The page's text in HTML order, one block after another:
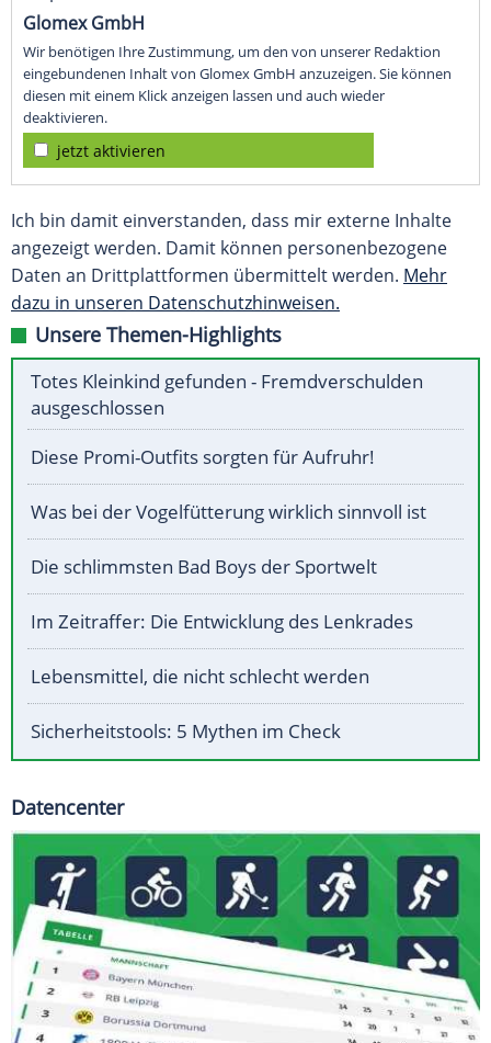
Glomex GmbH
Wir benötigen Ihre Zustimmung, um den von unserer Redaktion
eingebundenen Inhalt von Glomex GmbH anzuzeigen. Sie können
diesen mit einem Klick anzeigen lassen und auch wieder
deaktivieren.
jetzt aktivieren
Ich bin damit einverstanden, dass mir externe Inhalte
angezeigt werden. Damit können personenbezogene
Daten an Drittplattformen übermittelt werden. Mehr
dazu in unseren Datenschutzhinweisen.
Unsere Themen-Highlights
Totes Kleinkind gefunden - Fremdverschulden
ausgeschlossen
Diese Promi-Outfits sorgten für Aufruhr!
Was bei der Vogelfütterung wirklich sinnvoll ist
Die schlimmsten Bad Boys der Sportwelt
Im Zeitraffer: Die Entwicklung des Lenkrades
Lebensmittel, die nicht schlecht werden
Sicherheitstools: 5 Mythen im Check
Datencenter